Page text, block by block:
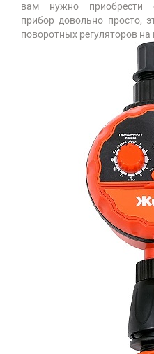
вам нужно приобрести
прибор довольно просто,
поворотных регуляторов на